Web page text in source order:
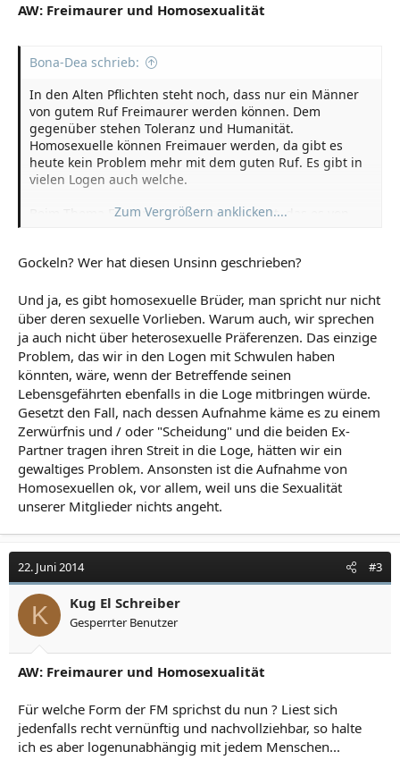
AW: Freimaurer und Homosexualität
Bona-Dea schrieb:
In den Alten Pflichten steht noch, dass nur ein Männer
von gutem Ruf Freimaurer werden können. Dem
gegenüber stehen Toleranz und Humanität.
Homosexuelle können Freimauer werden, da gibt es
heute kein Problem mehr mit dem guten Ruf. Es gibt in
vielen Logen auch welche.
Beim Thema Frauen wurde ja nun gesagt, das es von
kann man da ausschließen das die Sexualität in der Loge
wenn da nun Männer anwesend sind die ja auf Männer
stehen oder verhalten sich Homosexuelle in Logen
anders, als allgemein in der Öffentlichkeit, also nicht so
offensiv?
Zum Vergrößern anklicken....
Gockeln? Wer hat diesen Unsinn geschrieben?
Und ja, es gibt homosexuelle Brüder, man spricht nur nicht
über deren sexuelle Vorlieben. Warum auch, wir sprechen
ja auch nicht über heterosexuelle Präferenzen. Das einzige
Problem, das wir in den Logen mit Schwulen haben
könnten, wäre, wenn der Betreffende seinen
Lebensgefährten ebenfalls in die Loge mitbringen würde.
Gesetzt den Fall, nach dessen Aufnahme käme es zu einem
Zerwürfnis und / oder "Scheidung" und die beiden Ex-
Partner tragen ihren Streit in die Loge, hätten wir ein
gewaltiges Problem. Ansonsten ist die Aufnahme von
Homosexuellen ok, vor allem, weil uns die Sexualität
unserer Mitglieder nichts angeht.
22. Juni 2014 #3
K Kug El Schreiber
Gesperrter Benutzer
AW: Freimaurer und Homosexualität
Für welche Form der FM sprichst du nun ? Liest sich
jedenfalls recht vernünftig und nachvollziehbar, so halte
ich es aber logenunabhängig mit jedem Menschen...